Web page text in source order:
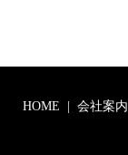
HOME 会社案内